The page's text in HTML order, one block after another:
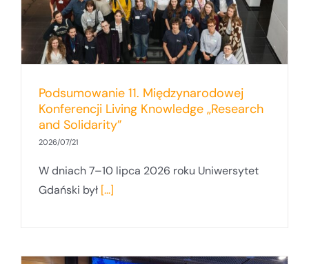
Podsumowanie 11. Międzynarodowej
Konferencji Living Knowledge „Research
and Solidarity”
2026/07/21
W dniach 7–10 lipca 2026 roku Uniwersytet
Gdański był [...]